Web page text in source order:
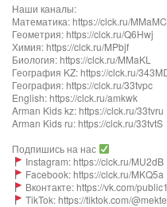
Наши каналы:
Математика: https://clck.ru/MMaMC
Геометрия: https://clck.ru/Q6Hwj
Химия: https://clck.ru/MPbjf​
Биология: https://clck.ru/MMaKL​​​​​​
География KZ: https://clck.ru/
География: https://clck.ru/33tvpc
English: https://clck.ru/amkwk
Arman Kids kz: https://clck.ru/33tvru
Arman Kids ru: https://clck.ru/33tvtS
Подпишись на нас
Instagram: https://clck.ru/MU2dB
Facebook: https://clck.ru/MKQ5a
Вконтакте: https://vk.com/
TikTok: https://tiktok.com/